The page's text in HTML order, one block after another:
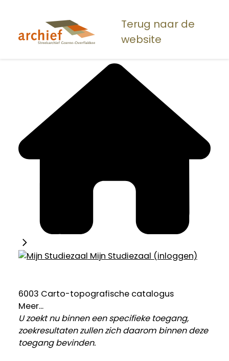
naar
Terug naar de
website
Mijn Studiezaal (inloggen)
6003 Carto-topografische catalogus
Meer...
U zoekt nu binnen een specifieke toegang,
zoekresultaten zullen zich daarom binnen deze
toegang bevinden.